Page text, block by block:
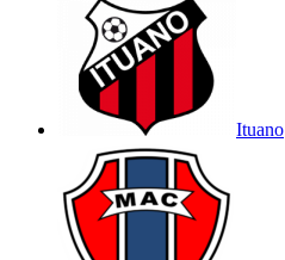
Ituano